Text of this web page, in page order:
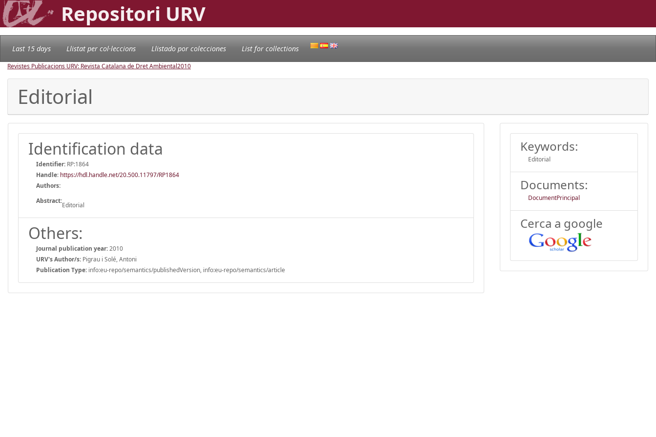
Repositori URV
Last 15 days Llistat per col·leccions Llistado por colecciones List for collections
Revistes Publicacions URV: Revista Catalana de Dret Ambiental2010
Editorial
Identification data
Identifier: RP:1864
Handle: https://hdl.handle.net/20.500.11797/RP1864
Authors:
Abstract:
Editorial
Others:
Journal publication year:2010
URV's Author/s: Pigrau i Solé, Antoni
Publication Type: info:eu-repo/semantics/publishedVersion, info:eu-repo/semantics/article
Keywords:
Editorial
Documents:
DocumentPrincipal
Cerca a google